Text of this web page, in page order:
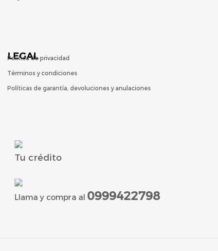
LEGAL
Política de privacidad
Términos y condiciones
Políticas de garantía, devoluciones y anulaciones
Tu crédito
Llama y compra al 0999422798